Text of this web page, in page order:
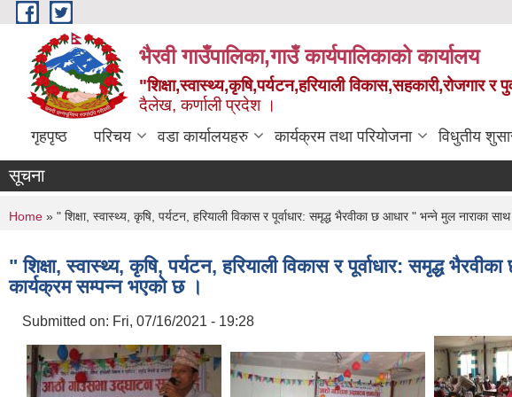
Skip to main content
भैरवी गाउँपालिका,गाउँ कार्यपालिकाको कार्यालय
"शिक्षा,स्वास्थ्य,कृषि,पर्यटन,हरियाली विकास,सहकारी,रोजगार
दैलेख, कर्णाली प्रदेश ।
गृहपृष्ठ परिचय वडा कार्यालयहरु कार्यक्रम तथा परियोजना विधुतीय
सूचना
You are here
Home » " शिक्षा, स्वास्थ्य, कृषि, पर्यटन, हरियाली विकास र पूर्वाधार: समृद्ध भैरवीका छ आधार " भन्ने मुल नाराका
" शिक्षा, स्वास्थ्य, कृषि, पर्यटन, हरियाली विकास र पूर्वाधार: समृद्ध
कार्यक्रम सम्पन्न भएको छ ।
Submitted on: Fri, 07/16/2021 - 19:28